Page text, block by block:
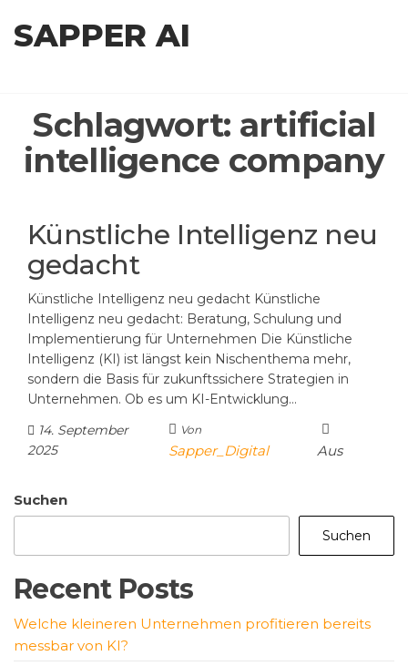
Inhalt
SAPPER AI
Schlagwort: artificial
intelligence company
Künstliche Intelligenz neu
gedacht
Künstliche Intelligenz neu gedacht Künstliche
Intelligenz neu gedacht: Beratung, Schulung und
Implementierung für Unternehmen Die Künstliche
Intelligenz (KI) ist längst kein Nischenthema mehr,
sondern die Basis für zukunftssichere Strategien in
Unternehmen. Ob es um KI-Entwicklung…
14. September
2025
Von
Sapper_Digital Aus
Suchen
Suchen
Recent Posts
Welche kleineren Unternehmen profitieren bereits
messbar von KI?